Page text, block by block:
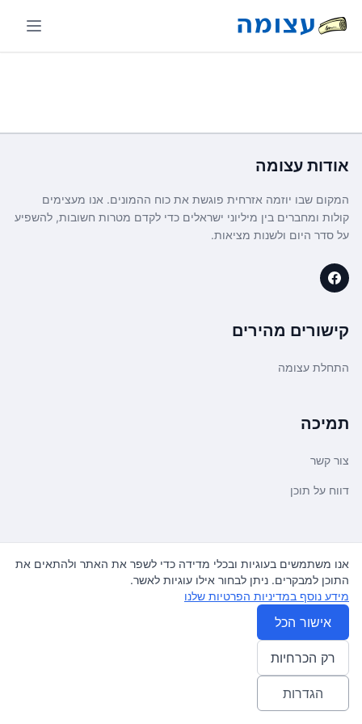
אודות עצומה
המקום שבו יוזמה אזרחית פוגשת את כוח ההמונים. אנו מעצימים
קולות ומחברים בין מיליוני ישראלים כדי לקדם מטרות חשובות, להשפיע
על סדר היום ולשנות מציאות.
קישורים מהירים
התחלת עצומה
תמיכה
צור קשר
דווח על תוכן
משפטי ועדכונים
מדיניות פרטיות
תנאי שימוש
© 2026 עצומה. כל הזכויות שמורות.
אנו משתמשים בעוגיות ובכלי מדידה כדי לשפר את האתר ולהתאים את
התוכן למבקרים. ניתן לבחור אילו עוגיות לאשר.
מידע נוסף במדיניות הפרטיות שלנו
אישור הכל
רק הכרחיות
הגדרות